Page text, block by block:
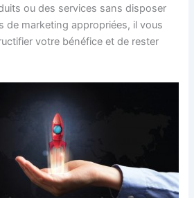
ou des services sans disposer
de marketing appropriées, il vous
votre bénéfice et de rester